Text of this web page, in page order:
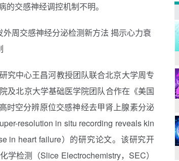
交感神经调控机制不明。
究中心王昌河教授团队联合北京大学周专
及北京大学基础医学院团队合作在《美国
时空分辨原位交感神经去甲肾上腺素分泌
resolution in situ recording reveals kin
in heart failure）的研究论文。该研究开
检测（Slice Electrochemistry，SEC）